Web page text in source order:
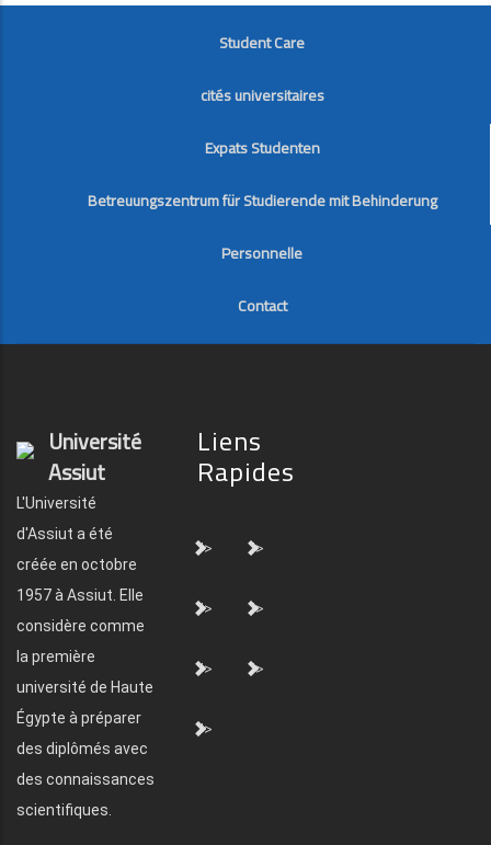
FOOTER
Student Care
cités universitaires
Expats Studenten
Betreuungszentrum für Studierende mit Behinderung
Personnelle
Contact
Université
Assiut
L'Université
d'Assiut a été
créée en octobre
1957 à Assiut. Elle
considère comme
la première
université de Haute
Égypte à préparer
des diplômés avec
des connaissances
scientifiques.
Liens
Rapides
"> ">
"> ">
"> ">
">